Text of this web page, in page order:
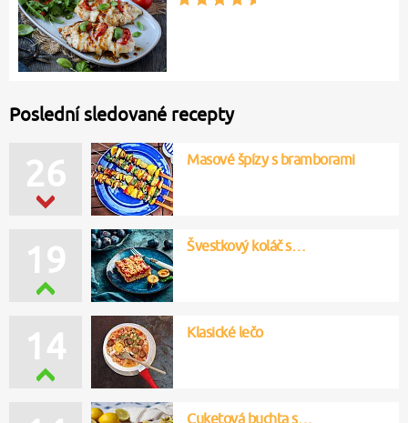
Poslední sledované recepty
26 Masové špízy s bramborami
19 Švestkový koláč s…
14 Klasické lečo
Cuketová buchta s…